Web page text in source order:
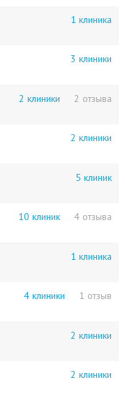
1 клиника
3 клиники
2 отзыва
2 клиники
2 клиники
5 клиник
4 отзыва
10 клиник
1 клиника
1 отзыв
4 клиники
2 клиники
2 клиники